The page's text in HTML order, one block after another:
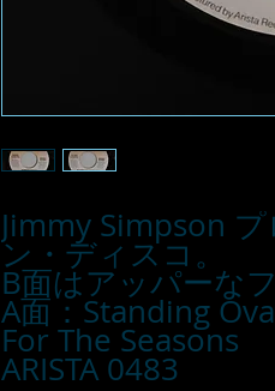
Jimmy Simpson
ン・ディスコ。
B面はアッパーな
A面：Standing
For The Seasons
ARISTA 0483